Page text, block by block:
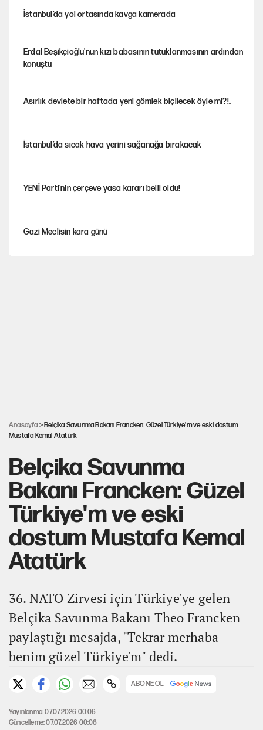
İstanbul’da yol ortasında kavga kamerada
Erdal Beşikçioğlu'nun kızı babasının tutuklanmasının ardından
konuştu
Asırlık devlete bir haftada yeni gömlek biçilecek öyle mi?!..
İstanbul’da sıcak hava yerini sağanağa bırakacak
YENİ Parti'nin çerçeve yasa kararı belli oldu!
Gazi Meclisin kara günü
Anasayfa > Belçika Savunma Bakanı Francken: Güzel Türkiye'm ve eski dostum
Mustafa Kemal Atatürk
Belçika Savunma
Bakanı Francken: Güzel
Türkiye'm ve eski
dostum Mustafa Kemal
Atatürk
36. NATO Zirvesi için Türkiye'ye gelen
Belçika Savunma Bakanı Theo Francken
paylaştığı mesajda, "Tekrar merhaba
benim güzel Türkiye'm" dedi.
ABONE OL
Yayınlanma: 07.07.2026 00:06
Güncelleme: 07.07.2026 00:06